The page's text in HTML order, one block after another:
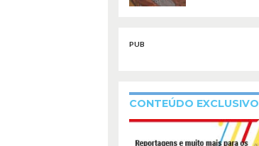
PUB
CONTEÚDO EXCLUSIVO